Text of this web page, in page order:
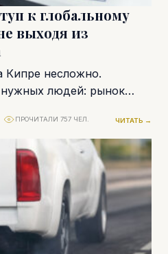
к глобальному
выходя из
Кипре несложно.
людей: рынок
ПРОЧИТАЛИ 757 ЧЕЛ. ЧИТАТЬ →